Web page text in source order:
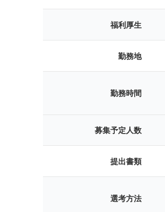
福利厚生
勤務地
勤務時間
募集予定人数
提出書類
選考方法